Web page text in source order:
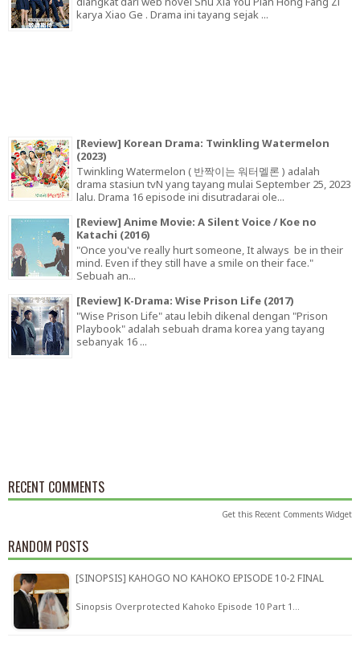
karya Xiao Ge . Drama ini tayang sejak ...
[Review] Korean Drama: Twinkling Watermelon
(2023)
Twinkling Watermelon ( 반짝이는 워터멜론 ) adalah
drama stasiun tvN yang tayang mulai September 25, 2023
lalu. Drama 16 episode ini disutradarai ole...
[Review] Anime Movie: A Silent Voice / Koe no
Katachi (2016)
"Once you've really hurt someone, It always be in their
mind. Even if they still have a smile on their face."
Sebuah an...
[Review] K-Drama: Wise Prison Life (2017)
"Wise Prison Life" atau lebih dikenal dengan "Prison
Playbook" adalah sebuah drama korea yang tayang
sebanyak 16 ...
RECENT COMMENTS
Get this Recent Comments Widget
RANDOM POSTS
[SINOPSIS] KAHOGO NO KAHOKO EPISODE 10-2 FINAL
Sinopsis Overprotected Kahoko Episode 10 Part 1…